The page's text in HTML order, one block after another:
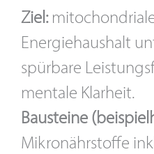
Ziel:
Energiehaushalt
spürbare
mentale Klarheit.
Bausteine
Mikronährstoffe